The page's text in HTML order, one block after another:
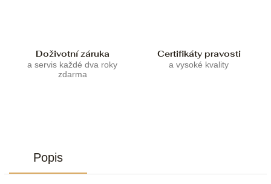
Doživotní záruka
a servis každé dva roky
zdarma
Certifikáty pravosti
a vysoké kvality
Popis